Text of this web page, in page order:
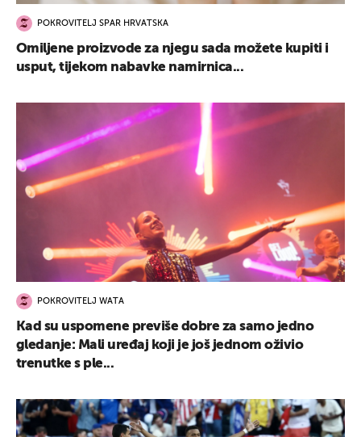
POKROVITELJ SPAR HRVATSKA
Omiljene proizvode za njegu sada možete kupiti i
usput, tijekom nabavke namirnica...
POKROVITELJ WATA
Kad su uspomene previše dobre za samo jedno
gledanje: Mali uređaj koji je još jednom oživio
trenutke s ple...